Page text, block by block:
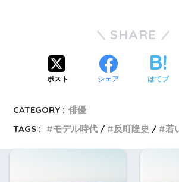
SHARE
ポスト シェア はてブ
CATEGORY : 俳優
TAGS :
モデル時代 反町隆史 若